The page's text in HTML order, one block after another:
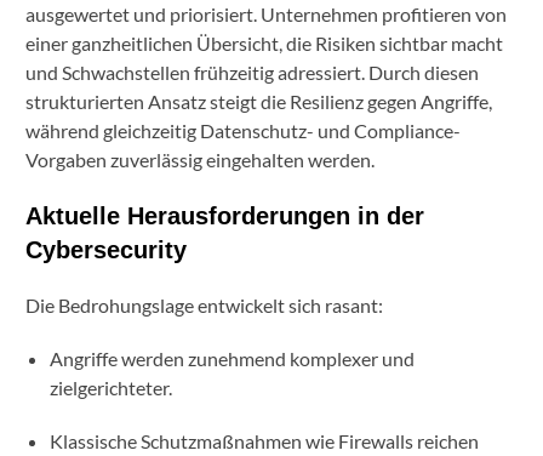
ausgewertet und priorisiert. Unternehmen profitieren von
einer ganzheitlichen Übersicht, die Risiken sichtbar macht
und Schwachstellen frühzeitig adressiert. Durch diesen
strukturierten Ansatz steigt die Resilienz gegen Angriffe,
während gleichzeitig Datenschutz- und Compliance-
Vorgaben zuverlässig eingehalten werden.
Aktuelle Herausforderungen in der
Cybersecurity
Die Bedrohungslage entwickelt sich rasant:
Angriffe werden zunehmend komplexer und
zielgerichteter.
Klassische Schutzmaßnahmen wie Firewalls reichen